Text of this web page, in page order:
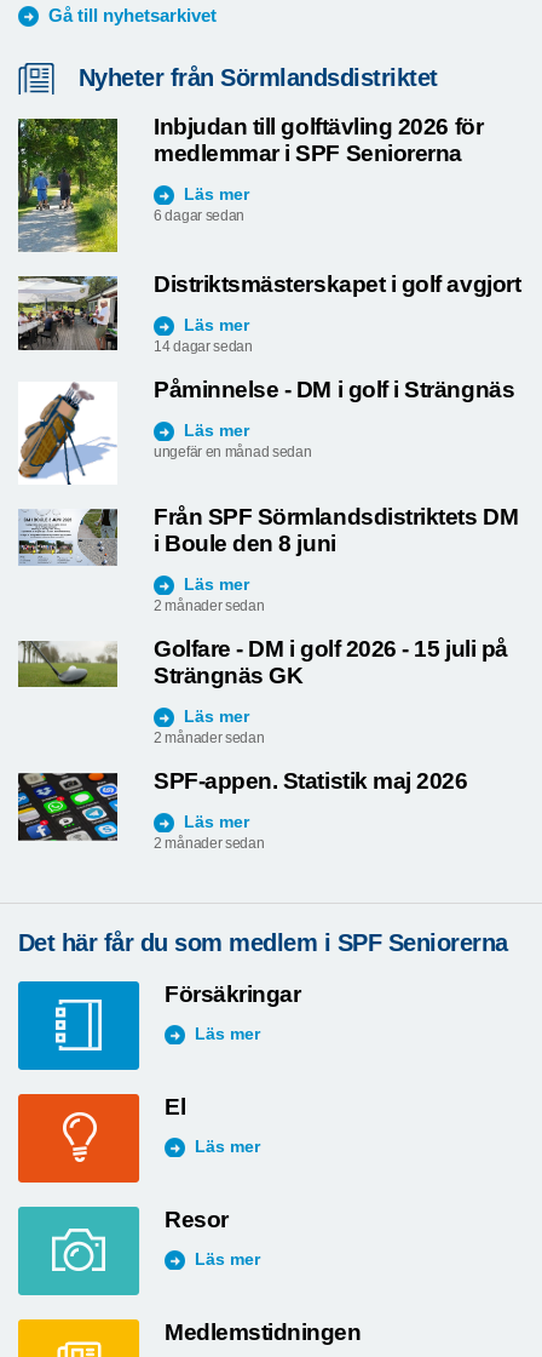
Gå till nyhetsarkivet
Nyheter från Sörmlandsdistriktet
Inbjudan till golftävling 2026 för
medlemmar i SPF Seniorerna
Läs mer
6 dagar sedan
Distriktsmästerskapet i golf avgjort
Läs mer
14 dagar sedan
Påminnelse - DM i golf i Strängnäs
Läs mer
ungefär en månad sedan
Från SPF Sörmlandsdistriktets DM
i Boule den 8 juni
Läs mer
2 månader sedan
Golfare - DM i golf 2026 - 15 juli på
Strängnäs GK
Läs mer
2 månader sedan
SPF-appen. Statistik maj 2026
Läs mer
2 månader sedan
Det här får du som medlem i SPF Seniorerna
Försäkringar
Läs mer
El
Läs mer
Resor
Läs mer
Medlemstidningen